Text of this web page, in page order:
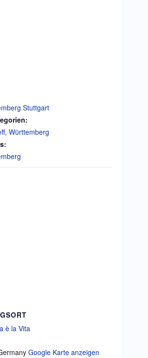
Stuttgart
, Württemberg
è la Vita
Google Karte anzeigen